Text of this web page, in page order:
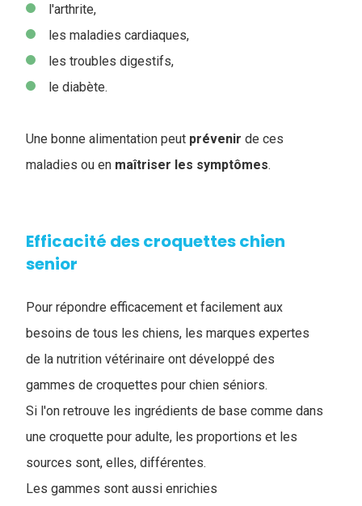
l'arthrite,
les maladies cardiaques,
les troubles digestifs,
le diabète.
Une bonne alimentation peut prévenir de ces
maladies ou en maîtriser les symptômes.
Efficacité des croquettes chien
senior
Pour répondre efficacement et facilement aux
besoins de tous les chiens, les marques expertes
de la nutrition vétérinaire ont développé des
gammes de croquettes pour chien séniors.
Si l'on retrouve les ingrédients de base comme dans
une croquette pour adulte, les proportions et les
sources sont, elles, différentes.
Les gammes sont aussi enrichies